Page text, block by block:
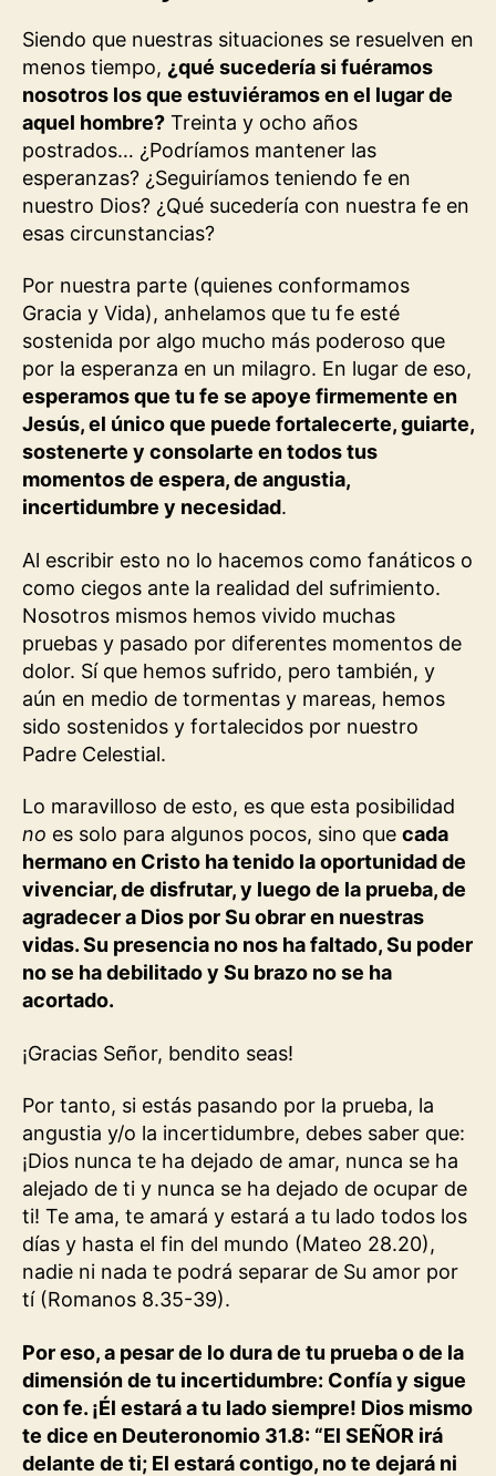
Siendo que nuestras situaciones se resuelven en
menos tiempo, ¿qué sucedería si fuéramos
nosotros los que estuviéramos en el lugar de
aquel hombre? Treinta y ocho años
postrados… ¿Podríamos mantener las
esperanzas? ¿Seguiríamos teniendo fe en
nuestro Dios? ¿Qué sucedería con nuestra fe en
esas circunstancias?
Por nuestra parte (quienes conformamos
Gracia y Vida), anhelamos que tu fe esté
sostenida por algo mucho más poderoso que
por la esperanza en un milagro. En lugar de eso,
esperamos que tu fe se apoye firmemente en
Jesús, el único que puede fortalecerte, guiarte,
sostenerte y consolarte en todos tus
momentos de espera, de angustia,
incertidumbre y necesidad.
Al escribir esto no lo hacemos como fanáticos o
como ciegos ante la realidad del sufrimiento.
Nosotros mismos hemos vivido muchas
pruebas y pasado por diferentes momentos de
dolor. Sí que hemos sufrido, pero también, y
aún en medio de tormentas y mareas, hemos
sido sostenidos y fortalecidos por nuestro
Padre Celestial.
Lo maravilloso de esto, es que esta posibilidad
no es solo para algunos pocos, sino que cada
hermano en Cristo ha tenido la oportunidad de
vivenciar, de disfrutar, y luego de la prueba, de
agradecer a Dios por Su obrar en nuestras
vidas. Su presencia no nos ha faltado, Su poder
no se ha debilitado y Su brazo no se ha
acortado.
¡Gracias Señor, bendito seas!
Por tanto, si estás pasando por la prueba, la
angustia y/o la incertidumbre, debes saber que:
¡Dios nunca te ha dejado de amar, nunca se ha
alejado de ti y nunca se ha dejado de ocupar de
ti! Te ama, te amará y estará a tu lado todos los
días y hasta el fin del mundo (Mateo 28.20),
nadie ni nada te podrá separar de Su amor por
tí (Romanos 8.35-39).
Por eso, a pesar de lo dura de tu prueba o de la
dimensión de tu incertidumbre: Confía y sigue
con fe. ¡Él estará a tu lado siempre! Dios mismo
te dice en Deuteronomio 31.8: “El SEÑOR irá
delante de ti; El estará contigo, no te dejará ni